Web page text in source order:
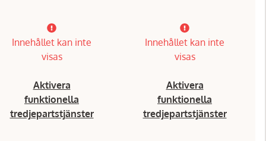
Innehållet kan inte
visas
Aktivera
funktionella
tredjepartstjänster
Innehållet kan inte
visas
Aktivera
funktionella
tredjepartstjänster